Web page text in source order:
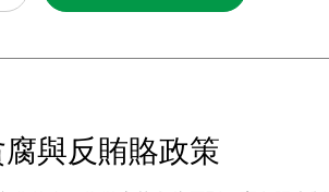
腐與反賄賂政策